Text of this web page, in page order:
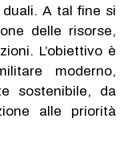
A tal fine si
delle risorse,
L’obiettivo è
moderno,
sostenibile, da
alle priorità